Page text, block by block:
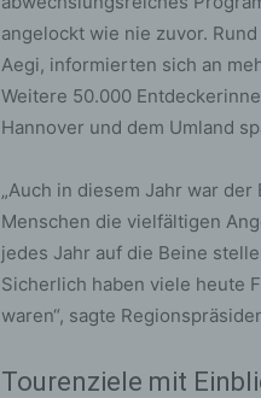
angelockt wie nie zuvor.
Aegi, informierten sich an
Weitere 50.000
Hannover und dem Umland
„Auch in diesem Jahr war
Menschen die vielfältigen
jedes Jahr auf die Beine
Sicherlich haben viele heute
waren“, sagte
Tourenziele mit